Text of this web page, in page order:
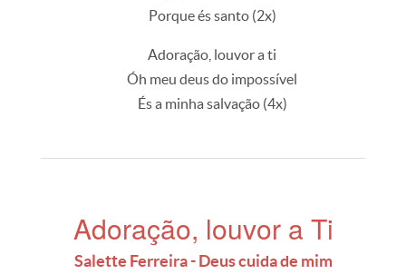
Adoração, louvor a Ti
Salette Ferreira - Deus cuida de mim
Porque és santo (2x)
Adoração, louvor a ti
Óh meu deus do impossível
És a minha salvação (4x)